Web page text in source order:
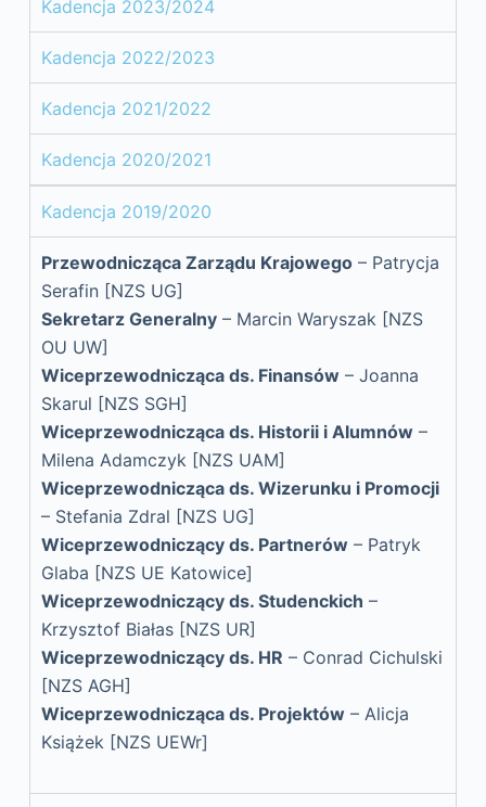
Kadencja 2023/2024
Kadencja 2022/2023
Kadencja 2021/2022
Kadencja 2020/2021
Kadencja 2019/2020
Przewodnicząca Zarządu Krajowego– Patrycja
Serafin[NZS UG]
Sekretarz Generalny– Marcin Waryszak[NZS
OU UW]
Wiceprzewodnicząca ds. Finansów – Joanna
Skarul [NZS SGH]
Wiceprzewodnicząca ds. Historii i Alumnów –
Milena Adamczyk[NZS UAM]
Wiceprzewodnicząca ds. Wizerunku i Promocji
– Stefania Zdral [NZS UG]
Wiceprzewodniczący ds. Partnerów – Patryk
Glaba [NZS UE Katowice]
Wiceprzewodniczący ds. Studenckich –
Krzysztof Białas[NZS UR]
Wiceprzewodniczący ds. HR – Conrad Cichulski
[NZS AGH]
Wiceprzewodnicząca ds. Projektów – Alicja
Książek [NZS UEWr]